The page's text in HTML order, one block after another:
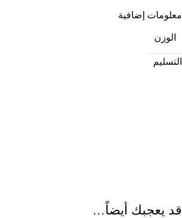
معلومات إضافية
الوزن
التسليم
قد يعجبك أيضاً…